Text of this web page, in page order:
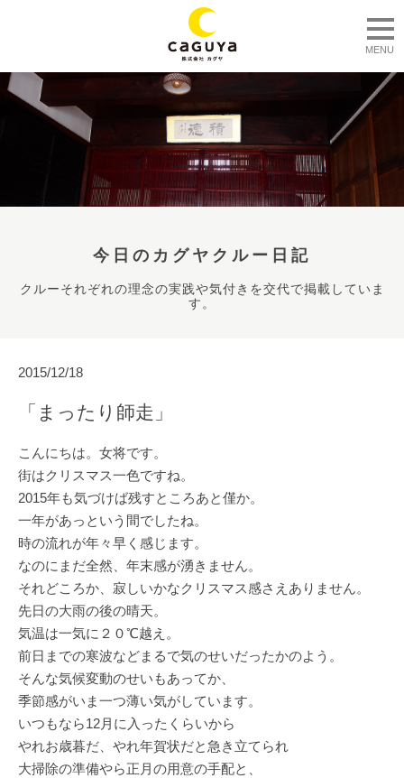
MENU
今日のカグヤクルー日記
クルーそれぞれの理念の実践や気付きを交代で掲載していま
す。
2015/12/18
「まったり師走」
こんにちは。女将です。
街はクリスマス一色ですね。
2015年も気づけば残すところあと僅か。
一年があっという間でしたね。
時の流れが年々早く感じます。
なのにまだ全然、年末感が湧きません。
それどころか、寂しいかなクリスマス感さえありません。
先日の大雨の後の晴天。
気温は一気に２０℃越え。
前日までの寒波などまるで気のせいだったかのよう。
そんな気候変動のせいもあってか、
季節感がいま一つ薄い気がしています。
いつもなら12月に入ったくらいから
やれお歳暮だ、やれ年賀状だと急き立てられ
大掃除の準備やら正月の用意の手配と、